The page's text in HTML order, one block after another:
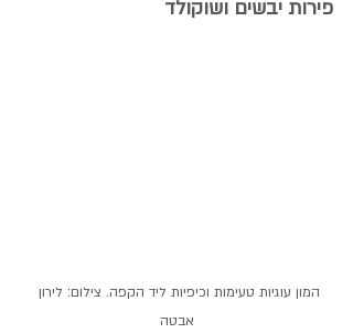
פירות יבשים ושוקולד
המון עוגיות טעימות וכיפיות ליד הקפה. צילום: לירון
אבטה